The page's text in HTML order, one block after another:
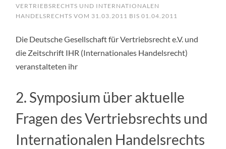
VERTRIEBSRECHTS UND INTERNATIONALEN
HANDELSRECHTS VOM 31.03.2011 BIS 01.04.2011
Die Deutsche Gesellschaft für Vertriebsrecht e.V. und
die Zeitschrift IHR (Internationales Handelsrecht)
veranstalteten ihr
2. Symposium über aktuelle
Fragen des Vertriebsrechts und
Internationalen Handelsrechts